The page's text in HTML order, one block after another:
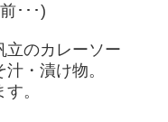
･･･)
立のカレーソー
・漬け物。
。